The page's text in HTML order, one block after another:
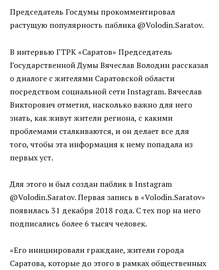
Председатель Госдумы прокомментировал
растущую популярность паблика @Volodin.Saratov.
В интервью ГТРК «Саратов» Председатель
Государственной Думы Вячеслав Володин рассказал
о диалоге с жителями Саратовской области
посредством социальной сети Instagram. Вячеслав
Викторович отметил, насколько важно для него
знать, как живут жители региона, с какими
проблемами сталкиваются, и он делает все для
того, чтобы эта информация к нему попадала из
первых уст.
Для этого и был создан паблик в Instagram
@Volodin.Saratov. Первая запись в «Volodin.Saratov»
появилась 31 декабря 2018 года. С тех пор на него
подписались более 6 тысяч человек.
«Его инициировали граждане, жители города
Саратова, которые до этого в рамках общественных